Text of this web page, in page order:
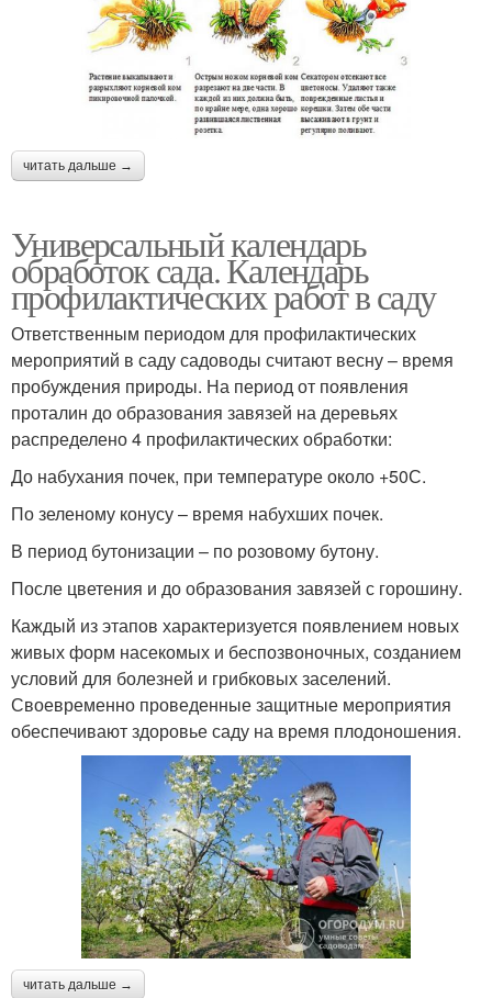
читать дальше →
Универсальный календарь
обработок сада. Календарь
профилактических работ в саду
Ответственным периодом для профилактических
мероприятий в саду садоводы считают весну – время
пробуждения природы. На период от появления
проталин до образования завязей на деревьях
распределено 4 профилактических обработки:
До набухания почек, при температуре около +50С.
По зеленому конусу – время набухших почек.
В период бутонизации – по розовому бутону.
После цветения и до образования завязей с горошину.
Каждый из этапов характеризуется появлением новых
живых форм насекомых и беспозвоночных, созданием
условий для болезней и грибковых заселений.
Своевременно проведенные защитные мероприятия
обеспечивают здоровье саду на время плодоношения.
читать дальше →